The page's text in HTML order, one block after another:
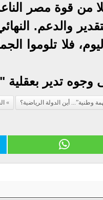
من قوة مصر
والدعم.
فلا تلوموا
وجوه تدير
وطنية”... أين الدولة الرياضية؟